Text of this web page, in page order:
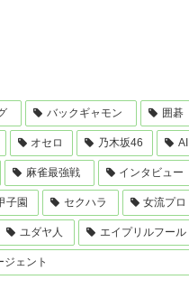
バックギャモン 囲碁
オセロ 乃木坂46 AI
麻雀最強戦 インタビュー
子園 セクハラ 女流プロ
ユダヤ人 エイプリルフール
ジェント